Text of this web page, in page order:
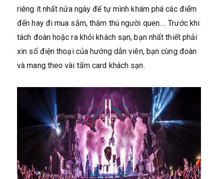
riêng ít nhất nửa ngày để tự mình khám phá các điểm
đến hay đi mua sắm, thăm thú người quen…. Trước khi
tách đoàn hoặc ra khỏi khách sạn, bạn nhất thiết phải
xin số điện thoại của hướng dẫn viên, bạn cùng đoàn
và mang theo vài tấm card khách sạn.